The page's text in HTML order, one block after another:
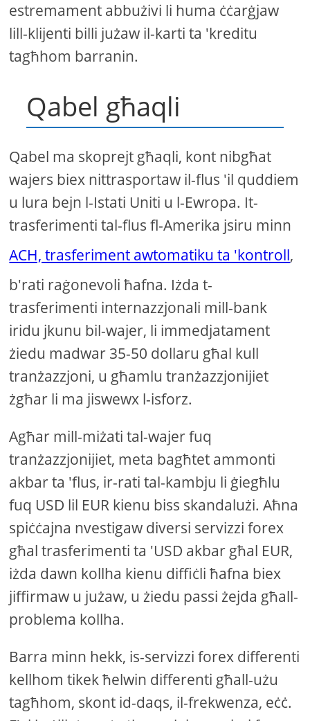
estremament abbużivi li huma ċċarġjaw
lill-klijenti billi jużaw il-karti ta 'kreditu
tagħhom barranin.
Qabel għaqli
Qabel ma skoprejt għaqli, kont nibgħat
wajers biex nittrasportaw il-flus 'il quddiem
u lura bejn l-Istati Uniti u l-Ewropa. It-
trasferimenti tal-flus fl-Amerika jsiru minn
ACH, trasferiment awtomatiku ta 'kontroll,
b'rati raġonevoli ħafna. Iżda t-
trasferimenti internazzjonali mill-bank
iridu jkunu bil-wajer, li immedjatament
żiedu madwar 35-50 dollaru għal kull
tranżazzjoni, u għamlu tranżazzjonijiet
żgħar li ma jiswewx l-isforz.
Agħar mill-miżati tal-wajer fuq
tranżazzjonijiet, meta bagħtet ammonti
akbar ta 'flus, ir-rati tal-kambju li ġiegħlu
fuq USD lil EUR kienu biss skandalużi. Aħna
spiċċajna nvestigaw diversi servizzi forex
għal trasferimenti ta 'USD akbar għal EUR,
iżda dawn kollha kienu diffiċli ħafna biex
jiffirmaw u jużaw, u żiedu passi żejda għall-
problema kollha.
Barra minn hekk, is-servizzi forex differenti
kellhom tikek ħelwin differenti għall-użu
tagħhom, skont id-daqs, il-frekwenza, eċċ.